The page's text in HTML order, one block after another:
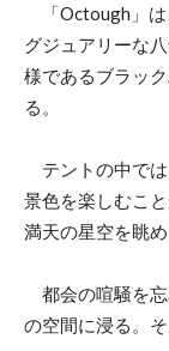
「Octough」は
グジュアリーな
様であるブラッ
る。
テントの中では
景色を楽しむこ
満天の星空を眺
都会の喧騒を忘
の空間に浸る。